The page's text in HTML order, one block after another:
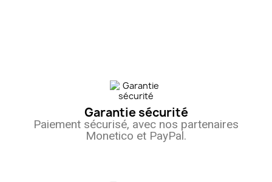
Garantie sécurité
Paiement sécurisé, avec nos partenaires
Monetico et PayPal.